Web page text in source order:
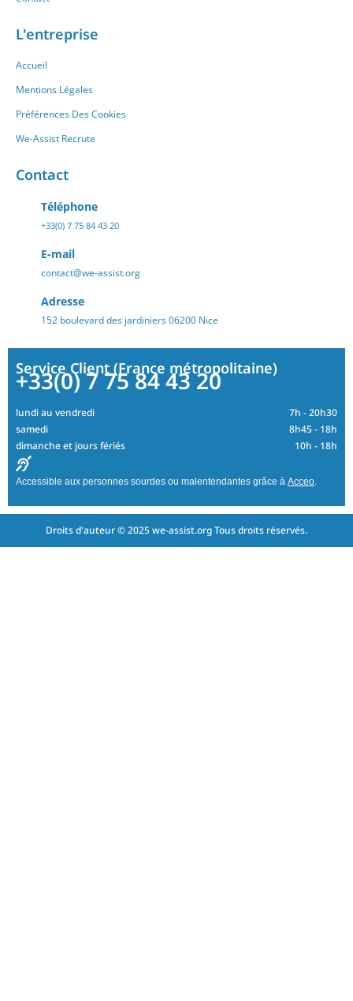
L'entreprise
Accueil
Mentions Légales
Préférences Des Cookies
We-Assist Recrute
Contact
Téléphone
+33(0) 7 75 84 43 20
E-mail
contact@we-assist.org
Adresse
152 boulevard des jardiniers 06200 Nice
Service Client (France métropolitaine)
+33(0) 7 75 84 43 20
lundi au vendredi
7h - 20h30
samedi
8h45 - 18h
dimanche et jours fériés
10h - 18h
Accessible aux personnes sourdes ou malentendantes grâce à Acceo
Droits d'auteur © 2025 we-assist.org Tous droits réservés.